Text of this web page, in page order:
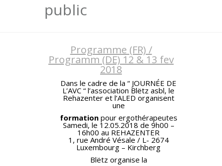
public
Programme (FR) /
Programm (DE) 12 & 13 fev
2018
Dans le cadre de la “ JOURNÉE DE
L’AVC “ l’association Blëtz asbl, le
Rehazenter et l’ALED organisent
une
formationpour ergothérapeutes
Samedi, le 12.05.2018 de 9h00 –
16h00 au REHAZENTER
1, rue André Vésale / L- 2674
Luxembourg – Kirchberg
Blëtz organise la